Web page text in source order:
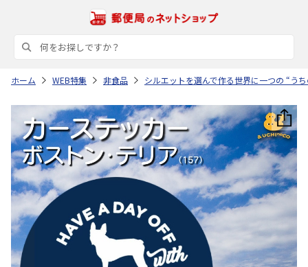
ホーム WEB特集 非食品 シルエットを選んで作る世界に一つの “う